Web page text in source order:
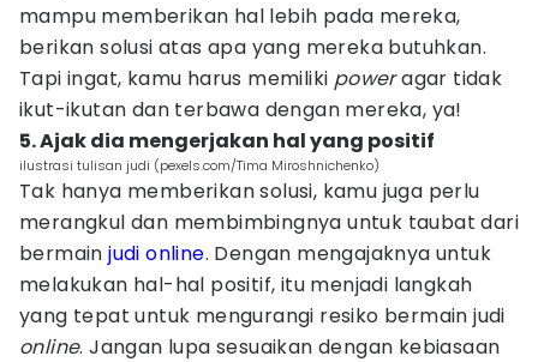
mampu memberikan hal lebih pada mereka,
berikan solusi atas apa yang mereka butuhkan.
Tapi ingat, kamu harus memiliki poweragar tidak
ikut-ikutan dan terbawa dengan mereka, ya!
5. Ajak dia mengerjakan hal yang positif
ilustrasi tulisan judi (pexels.com/Tima Miroshnichenko)
Tak hanya memberikan solusi, kamu juga perlu
merangkul dan membimbingnya untuk taubat dari
bermainjudi online. Dengan mengajaknya untuk
melakukan hal-hal positif, itu menjadi langkah
yang tepat untuk mengurangi resiko bermain judi
online. Jangan lupa sesuaikan dengan kebiasaan